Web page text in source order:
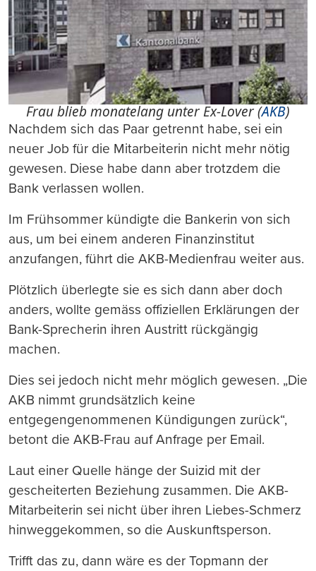
Frau blieb monatelang unter Ex-Lover (AKB)
Nachdem sich das Paar getrennt habe, sei ein
neuer Job für die Mitarbeiterin nicht mehr nötig
gewesen. Diese habe dann aber trotzdem die
Bank verlassen wollen.
Im Frühsommer kündigte die Bankerin von sich
aus, um bei einem anderen Finanzinstitut
anzufangen, führt die AKB-Medienfrau weiter aus.
Plötzlich überlegte sie es sich dann aber doch
anders, wollte gemäss offiziellen Erklärungen der
Bank-Sprecherin ihren Austritt rückgängig
machen.
Dies sei jedoch nicht mehr möglich gewesen. „Die
AKB nimmt grundsätzlich keine
entgegengenommenen Kündigungen zurück“,
betont die AKB-Frau auf Anfrage per Email.
Laut einer Quelle hänge der Suizid mit der
gescheiterten Beziehung zusammen. Die AKB-
Mitarbeiterin sei nicht über ihren Liebes-Schmerz
hinweggekommen, so die Auskunftsperson.
Trifft das zu, dann wäre es der Topmann der